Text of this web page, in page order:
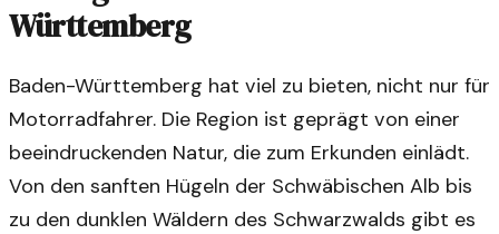
Württemberg
Baden-Württemberg hat viel zu bieten, nicht nur für
Motorradfahrer. Die Region ist geprägt von einer
beeindruckenden Natur, die zum Erkunden einlädt.
Von den sanften Hügeln der Schwäbischen Alb bis
zu den dunklen Wäldern des Schwarzwalds gibt es